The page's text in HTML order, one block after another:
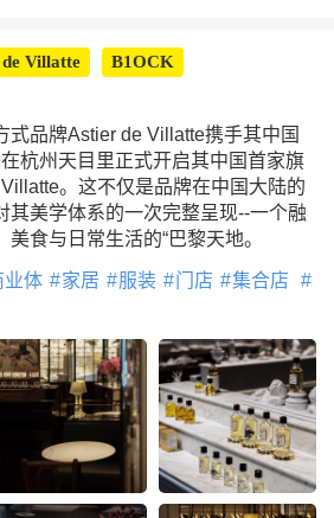
Villatte B1OCK
式品牌Astier de Villatte携手其中国
杭州天目里正式开启其中国首家旗
。这不仅是品牌在中国大陆的
其美学体系的一次完整呈现--一个融
食与日常生活的“巴黎天地。
业体 家居 服装 门店
集合店